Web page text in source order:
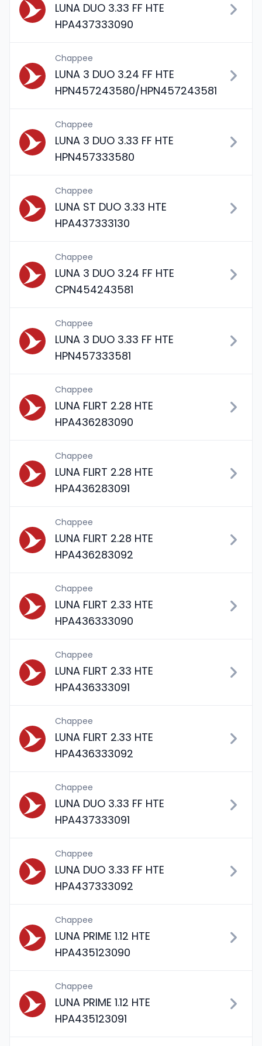
LUNA DUO 3.33 FF HTE
HPA437333090
Chappee
LUNA 3 DUO 3.24 FF HTE
HPN457243580/HPN457243581
Chappee
LUNA 3 DUO 3.33 FF HTE
HPN457333580
Chappee
LUNA ST DUO 3.33 HTE
HPA437333130
Chappee
LUNA 3 DUO 3.24 FF HTE
CPN454243581
Chappee
LUNA 3 DUO 3.33 FF HTE
HPN457333581
Chappee
LUNA FLIRT 2.28 HTE
HPA436283090
Chappee
LUNA FLIRT 2.28 HTE
HPA436283091
Chappee
LUNA FLIRT 2.28 HTE
HPA436283092
Chappee
LUNA FLIRT 2.33 HTE
HPA436333090
Chappee
LUNA FLIRT 2.33 HTE
HPA436333091
Chappee
LUNA FLIRT 2.33 HTE
HPA436333092
Chappee
LUNA DUO 3.33 FF HTE
HPA437333091
Chappee
LUNA DUO 3.33 FF HTE
HPA437333092
Chappee
LUNA PRIME 1.12 HTE
HPA435123090
Chappee
LUNA PRIME 1.12 HTE
HPA435123091